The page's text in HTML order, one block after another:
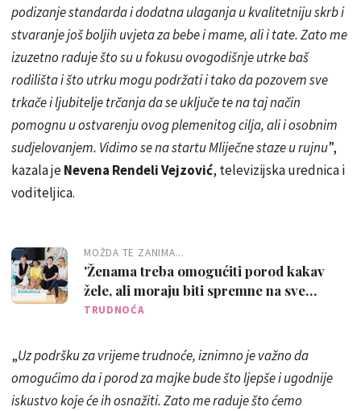
podizanje standarda i dodatna ulaganja u kvalitetniju skrb i
stvaranje još boljih uvjeta za bebe i mame, ali i tate. Zato me
izuzetno raduje što su u fokusu ovogodišnje utrke baš
rodilišta i što utrku mogu podržati i tako da pozovem sve
trkače i ljubitelje trčanja da se uključe te na taj način
pomognu u ostvarenju ovog plemenitog cilja, ali i osobnim
sudjelovanjem. Vidimo se na startu Mliječne staze u rujnu”,
kazala jeNevena Rendeli Vejzović, televizijska urednica i
voditeljica.
MOŽDA TE ZANIMA...
'Ženama treba omogućiti porod kakav
žele, ali moraju biti spremne na sve
promjene'
TRUDNOĆA
„Uz podršku za vrijeme trudnoće, iznimno je važno da
omogućimo da i porod za majke bude što ljepše i ugodnije
iskustvo koje će ih osnažiti. Zato me raduje što ćemo